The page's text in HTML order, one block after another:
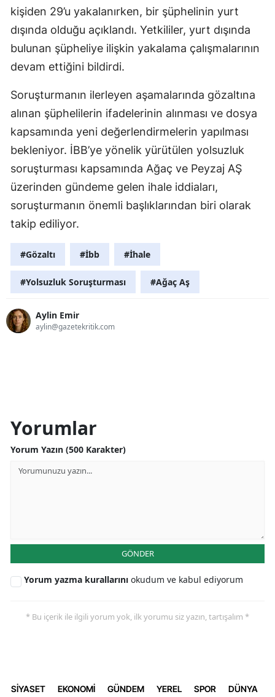
kişiden 29’u yakalanırken, bir şüphelinin yurt
dışında olduğu açıklandı. Yetkililer, yurt dışında
bulunan şüpheliye ilişkin yakalama çalışmalarının
devam ettiğini bildirdi.
Soruşturmanın ilerleyen aşamalarında gözaltına
alınan şüphelilerin ifadelerinin alınması ve dosya
kapsamında yeni değerlendirmelerin yapılması
bekleniyor. İBB’ye yönelik yürütülen yolsuzluk
soruşturması kapsamında Ağaç ve Peyzaj AŞ
üzerinden gündeme gelen ihale iddiaları,
soruşturmanın önemli başlıklarından biri olarak
takip ediliyor.
#Gözaltı #İbb #İhale
#Yolsuzluk Soruşturması #Ağaç Aş
Aylin Emir
aylin@gazetekritik.com
Yorumlar
Yorum Yazın (500 Karakter)
GÖNDER
Yorum yazma kurallarını okudum ve kabul ediyorum
* Bu içerik ile ilgili yorum yok, ilk yorumu siz yazın, tartışalım *
SİYASET EKONOMİ GÜNDEM YEREL SPOR DÜNYA